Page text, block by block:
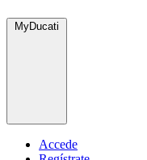
MyDucati
Accede